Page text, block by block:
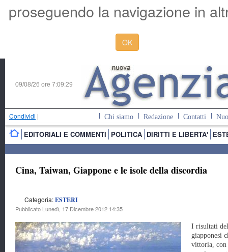
proseguendo la navigazione in
OK
09/08/26 ore 7:09:30
Condividi | Chi siamo Redazione Contatti
EDITORIALI E COMMENTI POLITICA DIRITTI E LIBERTA'
Cina, Taiwan, Giappone e le isole della discordia
Categoria:ESTERI
Pubblicato Lunedì, 17 Dicembre 2012 14:35
I risultati
giapponesi
vittoria, con